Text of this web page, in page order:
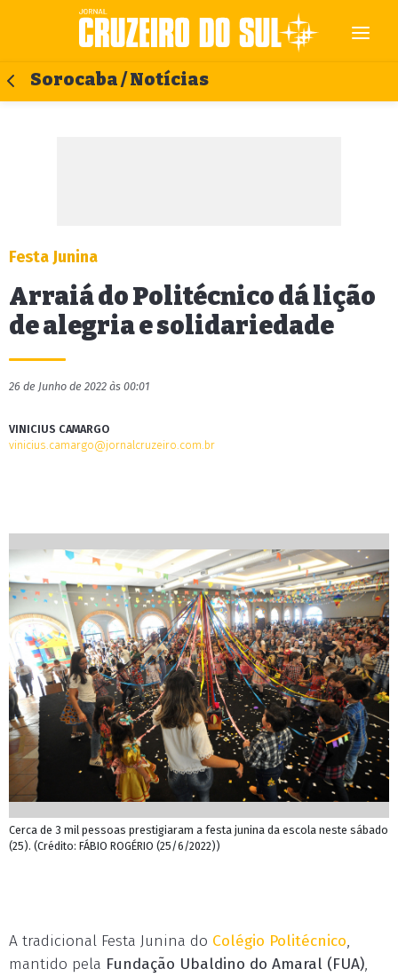
Sorocaba / Notícias
Festa Junina
Arraiá do Politécnico dá lição
de alegria e solidariedade
26 de Junho de 2022 às 00:01
VINICIUS CAMARGO
vinicius.camargo@jornalcruzeiro.com.br
Cerca de 3 mil pessoas prestigiaram a festa junina da escola neste sábado
(25). (Crédito: FÁBIO ROGÉRIO (25/6/2022))
A tradicional Festa Junina do Colégio Politécnico,
mantido pela Fundação Ubaldino do Amaral (FUA),